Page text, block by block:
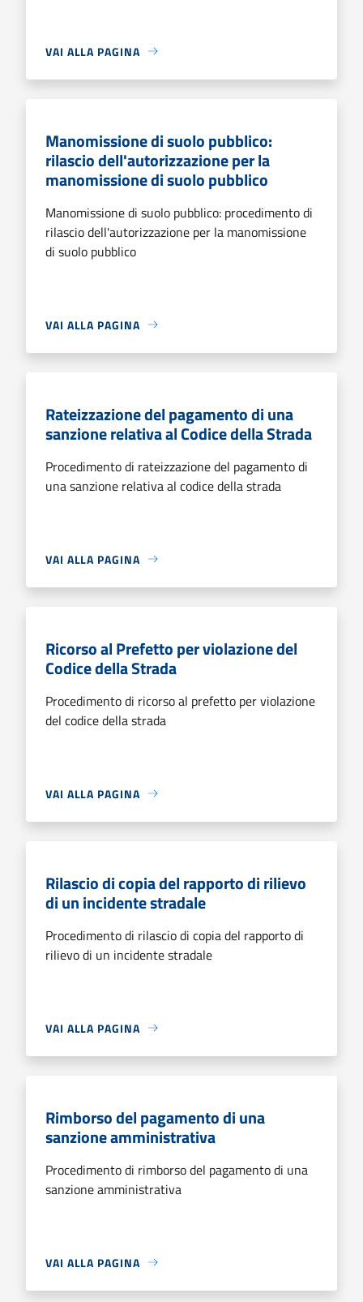
VAI ALLA PAGINA
Manomissione di suolo pubblico:
rilascio dell'autorizzazione per la
manomissione di suolo pubblico
Manomissione di suolo pubblico: procedimento di
rilascio dell'autorizzazione per la manomissione
di suolo pubblico
VAI ALLA PAGINA
Rateizzazione del pagamento di una
sanzione relativa al Codice della Strada
Procedimento di rateizzazione del pagamento di
una sanzione relativa al codice della strada
VAI ALLA PAGINA
Ricorso al Prefetto per violazione del
Codice della Strada
Procedimento di ricorso al prefetto per violazione
del codice della strada
VAI ALLA PAGINA
Rilascio di copia del rapporto di rilievo
di un incidente stradale
Procedimento di rilascio di copia del rapporto di
rilievo di un incidente stradale
VAI ALLA PAGINA
Rimborso del pagamento di una
sanzione amministrativa
Procedimento di rimborso del pagamento di una
sanzione amministrativa
VAI ALLA PAGINA